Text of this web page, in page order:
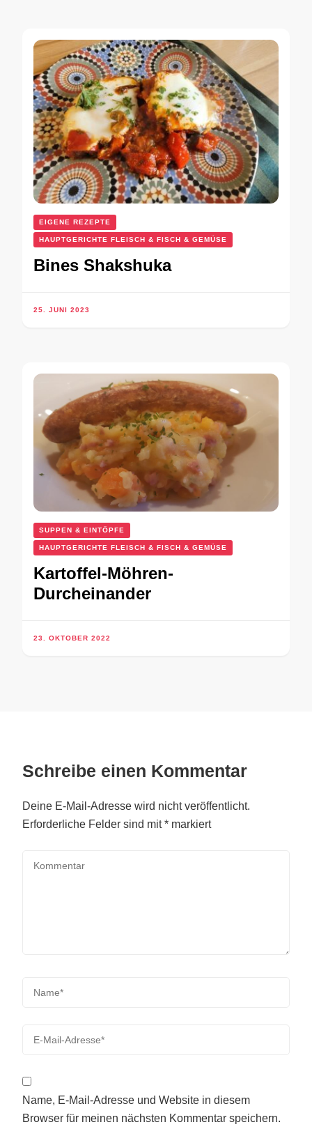
EIGENE REZEPTE
HAUPTGERICHTE FLEISCH & FISCH & GEMÜSE
Bines Shakshuka
25. JUNI 2023
SUPPEN & EINTÖPFE
HAUPTGERICHTE FLEISCH & FISCH & GEMÜSE
Kartoffel-Möhren-
Durcheinander
23. OKTOBER 2022
Schreibe einen Kommentar
Deine E-Mail-Adresse wird nicht veröffentlicht.
Erforderliche Felder sind mit* markiert
Name, E-Mail-Adresse und Website in diesem
Browser für meinen nächsten Kommentar speichern.